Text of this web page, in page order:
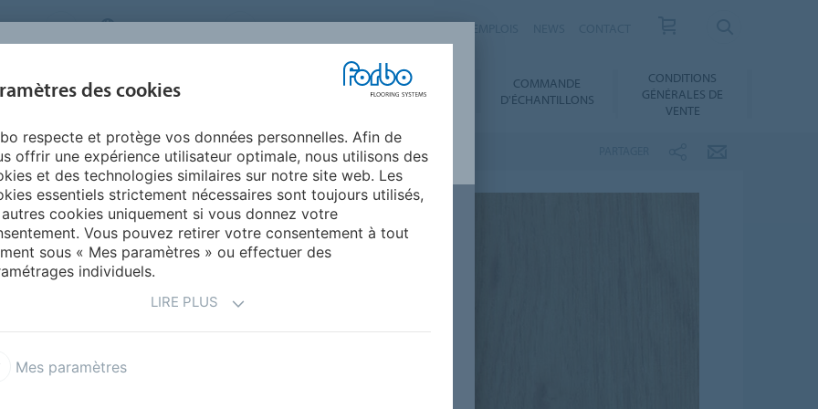
SWITZERLAND
RÉFÉRENCES ENVIRONNEMENT
CENTRE DE
TÉLÉCHARGEMENT
SERVICES
COMMANDE
D'ÉCHANTILLONS
CONDITIONS
GÉNÉRALES DE
VENTE
Lay dalles & lames Allura Puzzle
pierre et béton
un assemblage à queue
pose. Leur pose est
temps d'arrêt. Le
des cookies
respecte et protège vos données personnelles. Afin de
offrir une expérience utilisateur optimale, nous utilisons des
et des technologies similaires sur notre site web. Les
essentiels strictement nécessaires sont toujours utilisés,
cookies uniquement si vous donnez votre
Vous pouvez retirer votre consentement à tout
sous « Mes paramètres » ou effectuer des
individuels.
LIRE PLUS
Mes paramètres